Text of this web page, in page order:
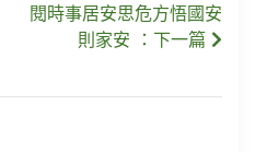
閱時事居安思危方悟國安
則家安 ：下一篇